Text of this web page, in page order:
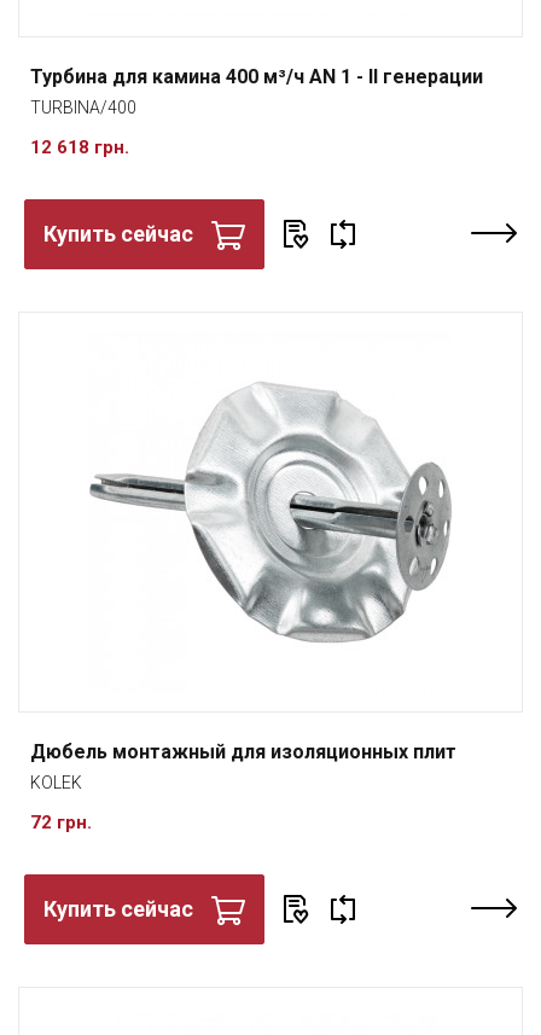
Турбина для камина 400 м³/ч AN 1 - II генерации
TURBINA/400
12 618 грн.
Купить сейчас
Дюбель монтажный для изоляционных плит
KOLEK
72 грн.
Купить сейчас